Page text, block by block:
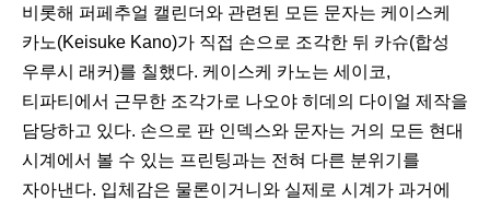
비롯해 퍼페추얼 캘린더와 관련된 모든 문자는 케이스케
카노(Keisuke Kano)가 직접 손으로 조각한 뒤 카슈(합성
우루시 래커)를 칠했다. 케이스케 카노는 세이코,
티파티에서 근무한 조각가로 나오야 히데의 다이얼 제작을
담당하고 있다. 손으로 판 인덱스와 문자는 거의 모든 현대
시계에서 볼 수 있는 프린팅과는 전혀 다른 분위기를
자아낸다. 입체감은 물론이거니와 실제로 시계가 과거에